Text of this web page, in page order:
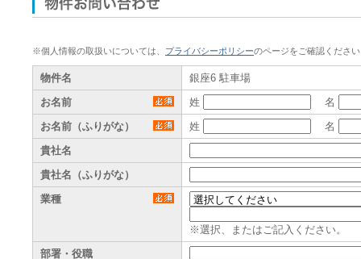
借
（借
り
た
い）
件
問
い
合
わ
せ
※個人情報の取扱いについては、 プライバシーポリシーのページをご確認くださ
物件名
銀座6 駐車場
お名前
姓
名
お名前（ふりがな）
姓
名
貴社名
貴社名（ふりがな）
業種
※選択、またはご記入ください。
部署・役職